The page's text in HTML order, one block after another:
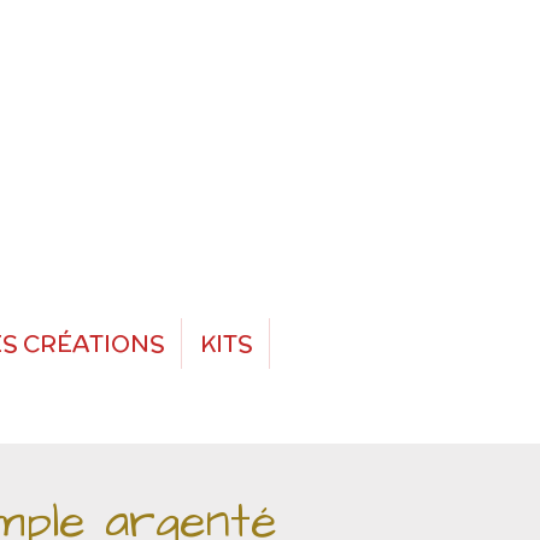
CRÉATIONS KITS
argenté